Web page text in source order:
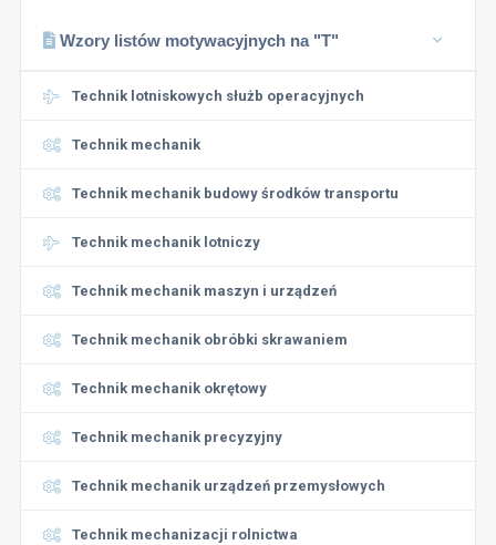
Wzory listów motywacyjnych na "T"
Technik lotniskowych służb operacyjnych
Technik mechanik
Technik mechanik budowy środków transportu
Technik mechanik lotniczy
Technik mechanik maszyn i urządzeń
Technik mechanik obróbki skrawaniem
Technik mechanik okrętowy
Technik mechanik precyzyjny
Technik mechanik urządzeń przemysłowych
Technik mechanizacji rolnictwa